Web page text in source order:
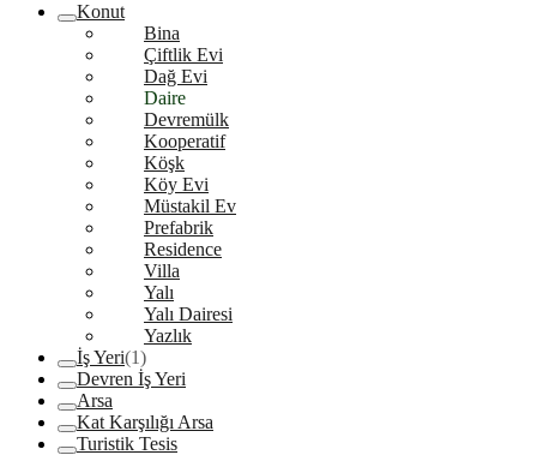
Konut
Bina
Çiftlik Evi
Dağ Evi
Daire
Devremülk
Kooperatif
Köşk
Köy Evi
Müstakil Ev
Prefabrik
Residence
Villa
Yalı
Yalı Dairesi
Yazlık
İş Yeri(1)
Devren İş Yeri
Arsa
Kat Karşılığı Arsa
Turistik Tesis